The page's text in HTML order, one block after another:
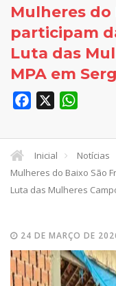
Mulheres do
participam
Luta das
MPA em
Facebook
Inicial
Notícias
Mulheres do Baixo São
Luta das Mulheres
24 DE MARÇO DE